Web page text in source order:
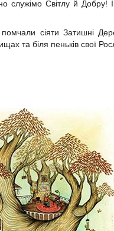
служімо Світлу й
сіяти Затишні
та біля пеньків свої